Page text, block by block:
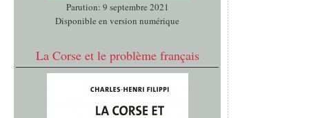
Parution: 9 septembre 2021
Disponible en version numérique
La Corse et le problème français